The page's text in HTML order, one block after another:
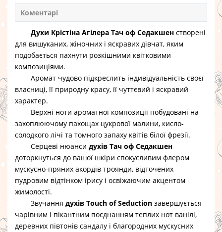
Коментарі
Духи Крістіна Агілера Тач оф Седакшен створені
для вишуканих, жіночних і яскравих дівчат, яким
подобається пахнути розкішними квітковими
композиціями.
Аромат чудово підкреслить індивідуальність своєї
власниці, її природну красу, її чуттєвий і яскравий
характер.
Верхні ноти ароматної композиції побудовані на
захоплюючому пахощах цукрової малини, кисло-
солодкого лічі та томного запаху квітів білої фрезії.
Серцеві нюанси духів Тач оф Седакшен
доторкнуться до вашої шкіри спокусливим флером
мускусно-пряних акордів троянди, відточених
пудровим відтінком ірису і освіжаючим акцентом
жимолості.
Звучання духів Touch of Seduction завершується
чарівним і пікантним поєднанням теплих нот ванілі,
деревних півтонів сандалу і благородних мускусних